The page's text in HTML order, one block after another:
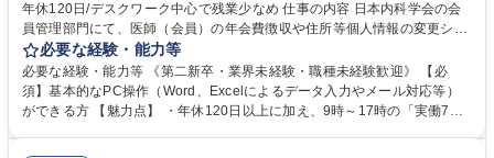
年休120日/デスクワーク中心で残業少なめ 仕事の内容 日本内科学会の会
員管理部門にて、医師（会員）の年会費徴収や住所等個人情報の変更シス
テム入力、電話・FAX対応をお任せします。将来的には、各種委員会の運
営事務局業務などにも幅広く携わっていただきます。 【会員管理・データ
入力業務】 ・医師（会員）の住所変更、個人情報のシステム登録・更新
・年会費の徴収管理や入金データの照合確認 【問い合わせ対応】 ・会員
必要な経験・能力等
必要な経験・能力等 《第二新卒・業界未経験・職種未経験歓迎》 【必
須】基本的なPC操作（Word、Excelによるデータ入力やメール対応等）
ができる方 【魅力点】 ・年休120日以上に加え、9時～17時の「実働7時